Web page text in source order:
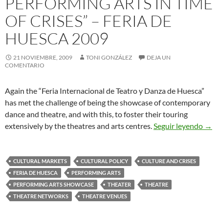
OF CRISES” – FERIA DE
HUESCA 2009
21 NOVIEMBRE, 2009 TONI GONZÁLEZ
DEJA UN
COMENTARIO
Again the “Feria Internacional de Teatro y Danza de Huesca”
has met the challenge of being the showcase of contemporary
dance and theatre, and with this, to foster their touring
extensively by the theatres and arts centres.Seguir leyendo →
CULTURAL MARKETS CULTURAL POLICY
CULTURE AND CRISES
FERIA DE HUESCA
PERFORMING ARTS
PERFORMING ARTS SHOWCASE
THEATER
THEATRE
THEATRE NETWORKS
THEATRE VENUES